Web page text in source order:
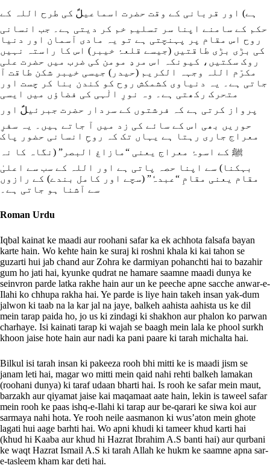
ہے) اور قربانی کے وقت حضرت اسماعیلؑ کی طرح اللہ کے
حکم کے سامنے اپنا سر تسلیم خم کر دیتی ہے۔ جب انسانی
روح اس مقام پر پہنچتی ہے تو یہ مادی آسمان اور دنیا
کی بڑی بڑی طاقتیں (جیسے قلعۂ خیبر) اس کا راستہ نہیں
روک سکتیں، کیونکہ اس مردِ مومن کی ضرب میں حضرت علی
مکرّم اللہ وجہہ الکریم (حیدر) جیسی خیبر شکن طاقت آ
جاتی ہے۔ یہ دنیاوی کشمکش روح کو کندن بنا کر چست اور
متحرک رکھتی ہے۔ وہ نورِ الٰہی کی فضاؤں میں ایسی
پرواز کرتی ہے کہ فرشتوں کے سردار حضرت جبرئیلؑ اور
حوریں بھی اس کے سائے کی زد میں آ جاتے ہیں۔ یہ سفرِ
معراج جاری رہتا ہے یہاں تک کہ روحِ انسانی حضور پاک
ﷺ کے اسوۂ معراج یعنی “مازاغ البصر” (نگاہ کا نہ
بہکنا) سے اپنا حصہ پاتی ہے اور اللہ کے سب سے اعلیٰ
مقام یعنی مقامِ “عبدہٗ” (سچے اور کامل بندے) کے رازوں
سے آشنا ہو جاتی ہے۔
Roman Urdu
Iqbal kainat ke maadi aur roohani safar ka ek achhota falsafa bayan
karte hain. Wo kehte hain ke suraj ki roshni khala ki kai tahon se
guzarti hui jab chand aur Zohra ke darmiyan pohanchti hai to bazahir
gum ho jati hai, kyunke qudrat ne hamare saamne maadi dunya ke
seinvron parde latka rakhe hain aur un ke peeche apne sacche anwar-e-
Ilahi ko chhupa rakha hai. Ye parde is liye hain takeh insan yak-dum
jalwon ki taab na la kar jal na jaye, balkeh aahista aahista us ke dil
mein tarap paida ho, jo us ki zindagi ki shakhon aur phalon ko parwan
charhaye. Isi kainati tarap ki wajah se baagh mein lala ke phool surkh
khoon jaise hote hain aur nadi ka pani paare ki tarah michalta hai.
Bilkul isi tarah insan ki pakeeza rooh bhi mitti ke is maadi jism se
janam leti hai, magar wo mitti mein qaid nahi rehti balkeh lamakan
(roohani dunya) ki taraf udaan bharti hai. Is rooh ke safar mein maut,
barzakh aur qiyamat jaise kai maqamaat aate hain, lekin is taweel safar
mein rooh ke paas ishq-e-Ilahi ki tarap aur be-qarari ke siwa koi aur
sarmaya nahi hota. Ye rooh neile aasmanon ki wus’aton mein ghote
lagati hui aage barhti hai. Wo apni khudi ki tameer khud karti hai
(khud hi Kaaba aur khud hi Hazrat Ibrahim A.S banti hai) aur qurbani
ke waqt Hazrat Ismail A.S ki tarah Allah ke hukm ke saamne apna sar-
e-tasleem kham kar deti hai.